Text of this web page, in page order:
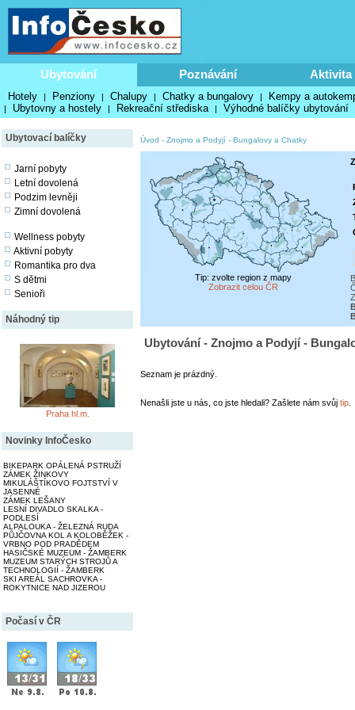
Ubytování Poznávání Aktivita
Hotely | Penziony | Chalupy | Chatky a bungalovy | Kempy a
| Ubytovny a hostely | Rekreační střediska | Výhodné balíčky ubytování
Ubytovací balíčky
Jarní pobyty
Letní dovolená
Podzim levněji
Zimní dovolená
Wellness pobyty
Aktivní pobyty
Romantika pro dva
S dětmi
Senioři
Náhodný tip
Praha hl.m.
Novinky InfoČesko
BIKEPARK OPÁLENÁ PSTRUŽÍ
ZÁMEK ŽINKOVY
MIKULÁŠTÍKOVO FOJTSTVÍ V
JASENNÉ
ZÁMEK LEŠANY
LESNÍ DIVADLO SKALKA -
PODLESÍ
ALPALOUKA - ŽELEZNÁ RUDA
PŮJČOVNA KOL A KOLOBĚŽEK -
VRBNO POD PRADĚDEM
HASIČSKÉ MUZEUM - ŽAMBERK
MUZEUM STARÝCH STROJŮ A
TECHNOLOGIÍ - ŽAMBERK
SKI AREÁL SACHROVKA -
ROKYTNICE NAD JIZEROU
Počasí v ČR
Úvod - Znojmo a Podyjí - Bungalovy a Chatky
Tip: zvolte region z mapy
Zobrazit celou ČR
Ubytování - Znojmo a Podyjí -
Seznam je prázdný.
Nenašli jste u nás, co jste hledali? Zašlete nám svůj tip